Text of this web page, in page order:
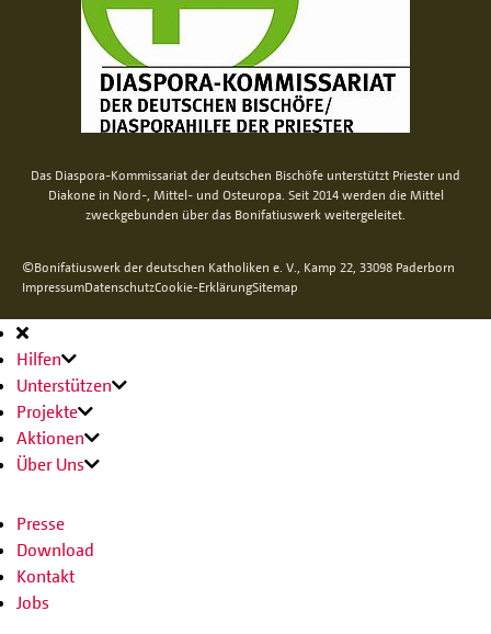
Das Diaspora-Kommissariat der deutschen Bischöfe unterstützt Priester und
Diakone in Nord-, Mittel- und Osteuropa. Seit 2014 werden die Mittel
zweckgebunden über das Bonifatiuswerk weitergeleitet.
©Bonifatiuswerk der deutschen Katholiken e. V., Kamp 22, 33098 Paderborn
ImpressumDatenschutzCookie-ErklärungSitemap
Hauptnavigation
Hilfen
Unterstützen
Projekte
Aktionen
Über Uns
Presse
Download
Kontakt
Jobs